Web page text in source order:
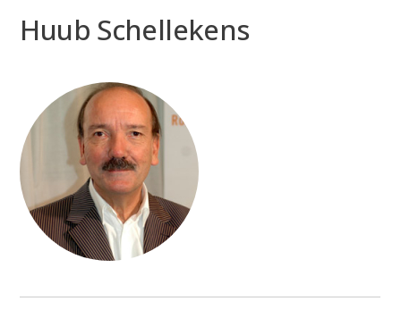
Huub Schellekens